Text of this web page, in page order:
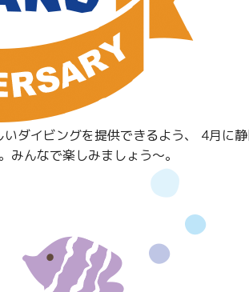
ダイビングを提供できるよう、 4月に
みんなで楽しみましょう～。